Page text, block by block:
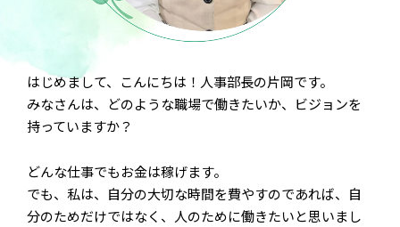
未経験可、ブランク可、年齢不問、新卒
未経験者の方でも最初は研修期間があるの
で、安心して仕事を始められます！
はじめまして、こんにちは！人事部長の片岡です。
みなさんは、どのような職場で働きたいか、ビジョンを
持っていますか？
どんな仕事でもお金は稼げます。
でも、私は、自分の大切な時間を費やすのであれば、自
分のためだけではなく、人のために働きたいと思いまし